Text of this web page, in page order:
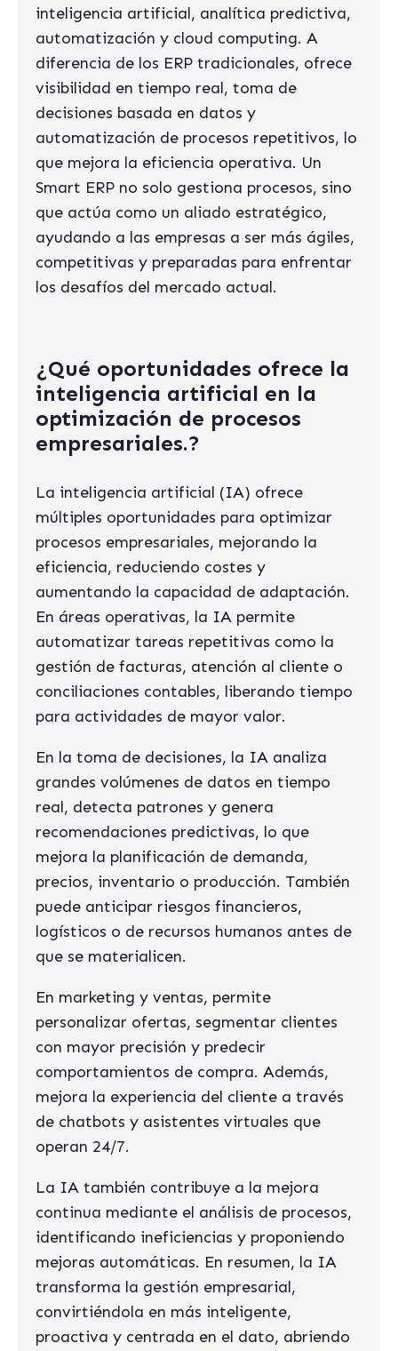
inteligencia artificial, analítica predictiva,
automatización y cloud computing. A
diferencia de los ERP tradicionales, ofrece
visibilidad en tiempo real, toma de
decisiones basada en datos y
automatización de procesos repetitivos, lo
que mejora la eficiencia operativa. Un
Smart ERP no solo gestiona procesos, sino
que actúa como un aliado estratégico,
ayudando a las empresas a ser más ágiles,
competitivas y preparadas para enfrentar
los desafíos del mercado actual.
¿Qué oportunidades ofrece la
inteligencia artificial en la
optimización de procesos
empresariales.?
La inteligencia artificial (IA) ofrece
múltiples oportunidades para optimizar
procesos empresariales, mejorando la
eficiencia, reduciendo costes y
aumentando la capacidad de adaptación.
En áreas operativas, la IA permite
automatizar tareas repetitivas como la
gestión de facturas, atención al cliente o
conciliaciones contables, liberando tiempo
para actividades de mayor valor.
En la toma de decisiones, la IA analiza
grandes volúmenes de datos en tiempo
real, detecta patrones y genera
recomendaciones predictivas, lo que
mejora la planificación de demanda,
precios, inventario o producción. También
puede anticipar riesgos financieros,
logísticos o de recursos humanos antes de
que se materialicen.
En marketing y ventas, permite
personalizar ofertas, segmentar clientes
con mayor precisión y predecir
comportamientos de compra. Además,
mejora la experiencia del cliente a través
de chatbots y asistentes virtuales que
operan 24/7.
La IA también contribuye a la mejora
continua mediante el análisis de procesos,
identificando ineficiencias y proponiendo
mejoras automáticas. En resumen, la IA
transforma la gestión empresarial,
convirtiéndola en más inteligente,
proactiva y centrada en el dato, abriendo